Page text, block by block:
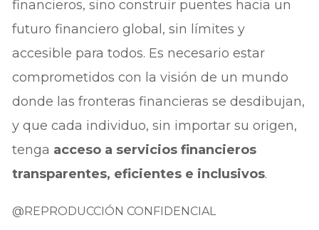
financieros, sino construir puentes hacia un
futuro financiero global, sin límites y
accesible para todos. Es necesario estar
comprometidos con la visión de un mundo
donde las fronteras financieras se desdibujan,
y que cada individuo, sin importar su origen,
tenga acceso a servicios financieros
transparentes, eficientes e inclusivos.
@REPRODUCCIÓN CONFIDENCIAL